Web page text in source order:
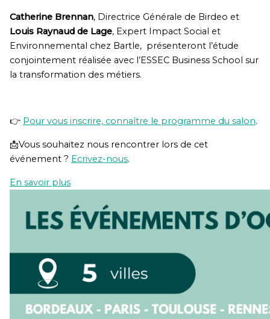
Catherine Brennan, Directrice Générale de Birdeo et
Louis Raynaud de Lage, Expert Impact Social et
Environnemental chez Bartle, présenteront l’étude
conjointement réalisée avec l’ESSEC Business School sur
la transformation des métiers.
👉 Pour vous inscrire, connaître le programme du salon.
📩Vous souhaitez nous rencontrer lors de cet
événement ? Ecrivez-nous.
En savoir plus